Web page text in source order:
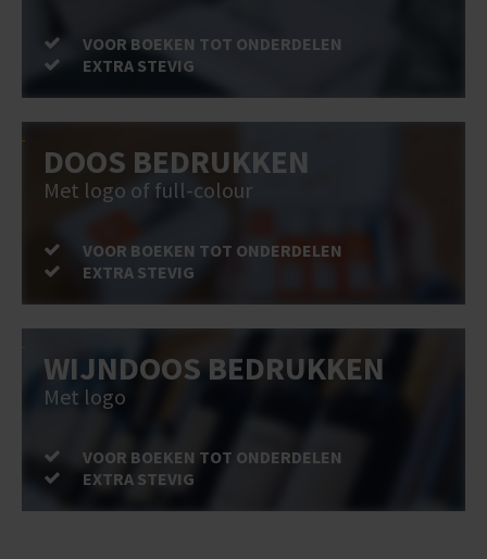
VOOR BOEKEN TOT ONDERDELEN
EXTRA STEVIG
DOOS BEDRUKKEN
Met logo of full-colour
VOOR BOEKEN TOT ONDERDELEN
EXTRA STEVIG
WIJNDOOS BEDRUKKEN
Met logo
VOOR BOEKEN TOT ONDERDELEN
EXTRA STEVIG